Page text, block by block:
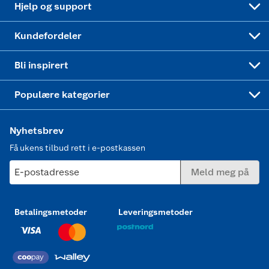
Hjelp og support
Kundefordeler
Bli inspirert
Populære kategorier
Nyhetsbrev
Få ukens tilbud rett i e-postkassen
E-postadresse Meld meg på
Betalingsmetoder Leveringsmetoder